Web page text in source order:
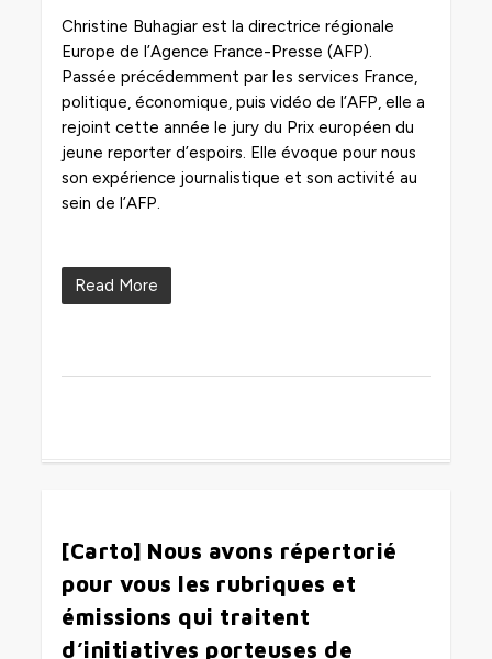
Christine Buhagiar est la directrice régionale
Europe de l’Agence France-Presse (AFP).
Passée précédemment par les services France,
politique, économique, puis vidéo de l’AFP, elle a
rejoint cette année le jury du Prix européen du
jeune reporter d’espoirs. Elle évoque pour nous
son expérience journalistique et son activité au
sein de l’AFP.
Read More
[Carto] Nous avons répertorié
pour vous les rubriques et
émissions qui traitent
d’initiatives porteuses de